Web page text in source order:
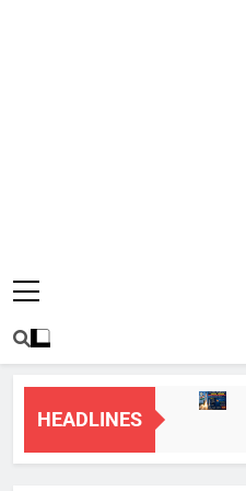
HEADLINES